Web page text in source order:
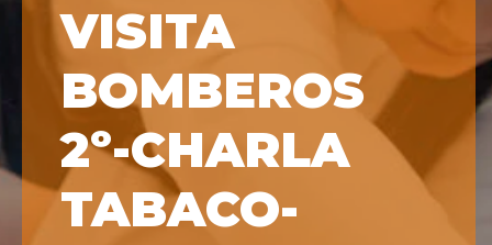
VISITA
BOMBEROS
2º-CHARLA
TABACO-